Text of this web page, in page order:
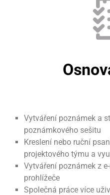
Vytváření poznámek a
poznámkového sešitu
Kreslení nebo ruční
projektového týmu a
Vytváření poznámek z
prohlížeče
Společná práce více